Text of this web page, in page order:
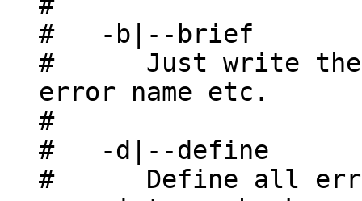
# -b|--brief
# Just write the
error name etc.
#
# -d|--define
# Define all